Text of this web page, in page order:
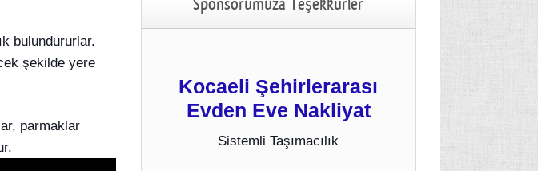
bulundururlar.
şekilde yere
parmaklar
Sponsorumuza Teşekkürler
Kocaeli Şehirlerarası
Evden Eve Nakliyat
Sistemli Taşımacılık